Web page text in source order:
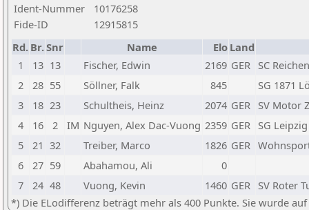
Ident-Nummer
10176258
Fide-ID
12915815
Rd. Br.Snr Name Elo Land
1
13 13 Fischer, Edwin 2169 GER SC
2
28 55 Söllner, Falk 845
SG 1871
3
18 23 Schultheis, Heinz 2074 GER SV Motor
4
16 2 IM Nguyen, Alex Dac-Vuong 2359 GER SG Leipzig
5
21 32 Treiber, Marco 1826 GER
6
27 59 Abahamou, Ali
0
7
24 48 Vuong, Kevin 1460 GER SV Roter
*) Die ELodifferenz beträgt mehr als 400 Punkte. Sie wurde